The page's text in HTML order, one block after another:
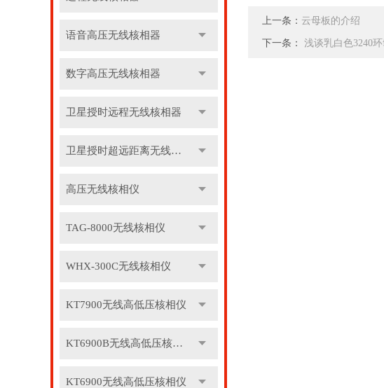
语音高压无线核相器
数字高压无线核相器
卫星授时远程无线核相器
卫星授时超远距离无线核相器
高压无线核相仪
TAG-8000无线核相仪
WHX-300C无线核相仪
KT7900无线高低压核相仪
KT6900B无线高低压核相仪
KT6900无线高低压核相仪
上一条： 云母板的介绍
下一条： 浅谈乳白色3240